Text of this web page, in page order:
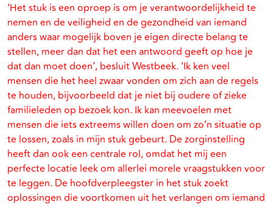
‘Het stuk is een oproep is om je verantwoordelijkheid te
nemen en de veiligheid en de gezondheid van iemand
anders waar mogelijk boven je eigen directe belang te
stellen, meer dan dat het een antwoord geeft op hoe je
dat dan moet doen’, besluit Westbeek. ‘Ik ken veel
mensen die het heel zwaar vonden om zich aan de regels
te houden, bijvoorbeeld dat je niet bij oudere of zieke
familieleden op bezoek kon. Ik kan meevoelen met
mensen die iets extreems willen doen om zo’n situatie op
te lossen, zoals in mijn stuk gebeurt. De zorginstelling
heeft dan ook een centrale rol, omdat het mij een
perfecte locatie leek om allerlei morele vraagstukken voor
te leggen. De hoofdverpleegster in het stuk zoekt
oplossingen die voortkomen uit het verlangen om iemand